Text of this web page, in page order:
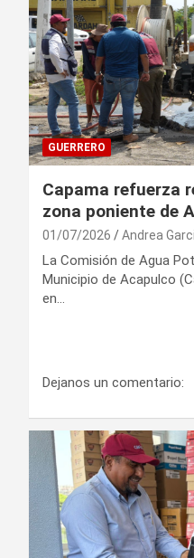
GUERRERO
Capama refuerza
zona poniente de
01/07/2026 Andrea
La Comisión de Agua
Municipio de Acapulco
en…
Dejanos un comentario: